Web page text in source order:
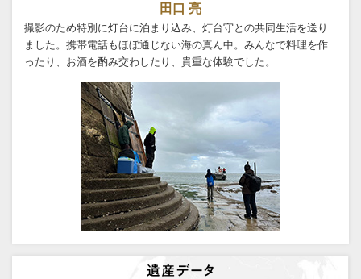
田口 亮
撮影のため特別に灯台に泊まり込み、灯台守との共同生活を送り
ました。携帯電話もほぼ通じない海の真ん中。みんなで料理を作
ったり、お酒を酌み交わしたり、貴重な体験でした。